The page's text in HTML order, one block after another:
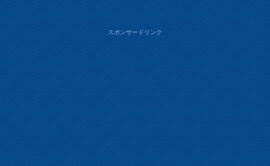
スポンサードリンク